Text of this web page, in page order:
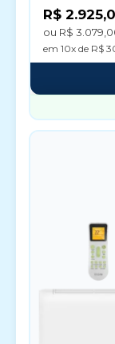
R$
ou R$
em 10x de R$